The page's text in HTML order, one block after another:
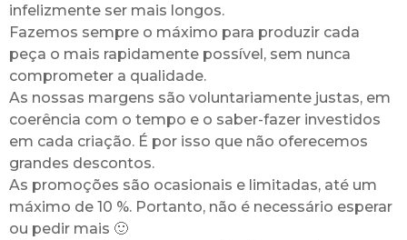
infelizmente ser mais longos.
Fazemos sempre o máximo para produzir cada
peça o mais rapidamente possível, sem nunca
comprometer a qualidade.
As nossas margens são voluntariamente justas, em
coerência com o tempo e o saber-fazer investidos
em cada criação. É por isso que não oferecemos
grandes descontos.
As promoções são ocasionais e limitadas, até um
máximo de 10 %. Portanto, não é necessário esperar
ou pedir mais 🙂